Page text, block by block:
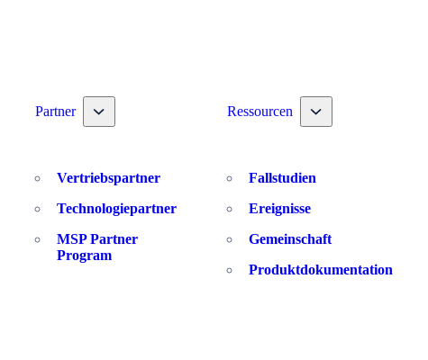
dropdown
Partner Toggle nav dropdown
Vertriebspartner
Technologiepartner
MSP Partner
Program
Ressourcen Toggle nav dropdown
Fallstudien
Ereignisse
Gemeinschaft
Produktdokumentation